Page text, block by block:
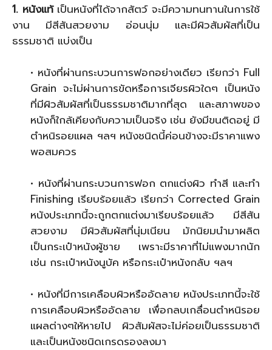
1. หนังแท้เป็นหนังที่ได้จากสัตว์ จะมีความทนทานในการใช้
งาน มีสีสันสวยงาม อ่อนนุ่ม และมีผิวสัมผัสที่เป็น
ธรรมชาติ แบ่งเป็น
• หนังที่ผ่านกระบวนการฟอกอย่างเดียว เรียกว่า Full
Grain จะไม่ผ่านการขัดหรือการเจียรผิวใดๆ เป็นหนัง
ที่มีผิวสัมผัสที่เป็นธรรมชาติมากที่สุด และสภาพของ
หนังก็ใกล้เคียงกับความเป็นจริง เช่น ยังมีขนติดอยู่ มี
ตำหนิรอยแผล ฯลฯ หนังชนิดนี้ค่อนข้างจะมีราคาแพง
พอสมควร
• หนังที่ผ่านกระบวนการฟอก ตกแต่งผิว ทำสี และทำ
Finishing เรียบร้อยแล้ว เรียกว่า Corrected Grain
หนังประเภทนี้จะถูกตกแต่งมาเรียบร้อยแล้ว มีสีสัน
สวยงาม มีผิวสัมผัสที่นุ่มเนียน มักนิยมนำมาผลิต
เป็นกระเป๋าหนังผู้ชาย เพราะมีราคาที่ไม่แพงมากนัก
เช่น กระเป๋าหนังนูบัค หรือกระเป๋าหนังกลับ ฯลฯ
• หนังที่มีการเคลือบผิวหรืออัดลาย หนังประเภทนี้จะใช้
การเคลือบผิวหรืออัดลาย เพื่อกลบเกลื่อนตำหนิรอย
แผลต่างๆให้หายไป ผิวสัมผัสจะไม่ค่อยเป็นธรรมชาติ
และเป็นหนังชนิดเกรดรองลงมา